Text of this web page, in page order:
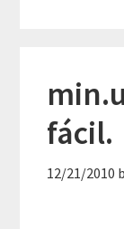
fácil.
12/21/2010